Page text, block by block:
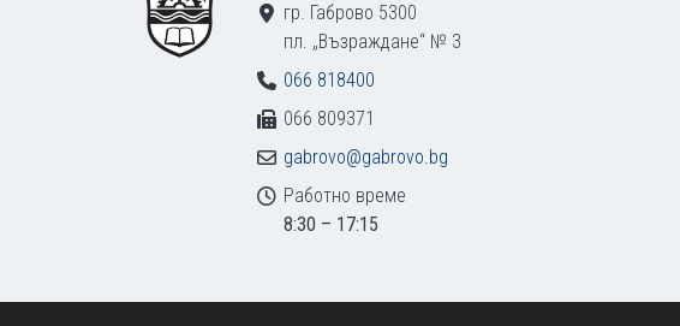
гр. Габрово 5300
пл. „Възраждане“ № 3
066 818400
066 809371
gabrovo@gabrovo.bg
Работно време
8:30 – 17:15